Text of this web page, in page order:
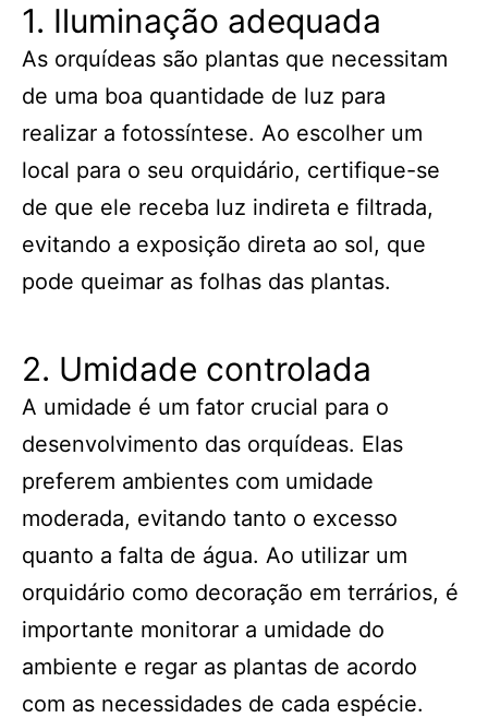
1. Iluminação adequada
As orquídeas são plantas que necessitam
de uma boa quantidade de luz para
realizar a fotossíntese. Ao escolher um
local para o seu orquidário, certifique-se
de que ele receba luz indireta e filtrada,
evitando a exposição direta ao sol, que
pode queimar as folhas das plantas.
2. Umidade controlada
A umidade é um fator crucial para o
desenvolvimento das orquídeas. Elas
preferem ambientes com umidade
moderada, evitando tanto o excesso
quanto a falta de água. Ao utilizar um
orquidário como decoração em terrários, é
importante monitorar a umidade do
ambiente e regar as plantas de acordo
com as necessidades de cada espécie.